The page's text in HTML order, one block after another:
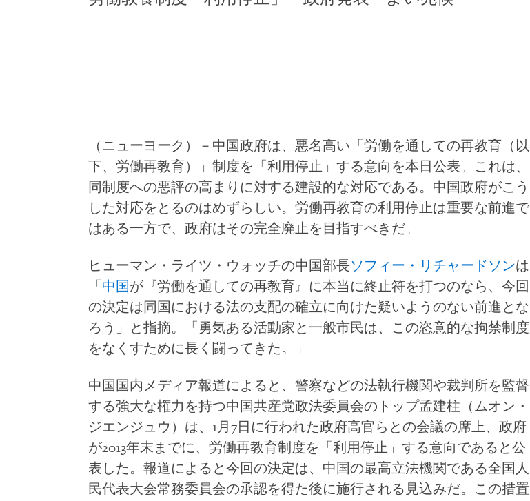
（ニューヨーク）－中国政府は、悪名高い「労働を通しての再教育（以
下、労働再教育）」制度を「利用停止」する意向を本日公表。これは、
同制度への悪評の高まりに対する建設的な対応である。中国政府がこう
した対応をとるのはめずらしい。労働再教育の利用停止は重要な前進で
はある一方で、政府はその完全廃止を目指すべきだ。
ヒューマン・ライツ・ウォッチの中国部長ソフィー・リチャードソンは
「 中国が『労働を通しての再教育』に本当に終止符を打つのなら、今回
の決定は同国における法の支配の確立に向けた疑いようのない前進とな
ろう」と指摘。「勇気ある活動家と一般市民は、この恣意的な拘禁制度
をなくすために長く闘ってきた。」
中国国内メディア報道によると、警察などの法執行機関や裁判所を監督
する強大な権力を持つ中国共産党政法委員会のトップ孟建柱（ムオン・
ジエンジュウ）は、1月7日に行われた政府高官らとの会議の席上、政府
が2013年末までに、労働再教育制度を「利用停止」する意向であると公
表した。報道によると今回の決定は、中国の最高立法機関である全国人
民代表大会常務委員会の承認を得た後に施行される見込みだ。この措置